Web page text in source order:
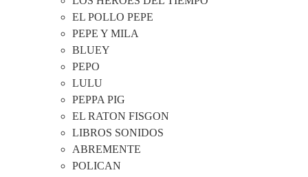
EL POLLO PEPE
PEPE Y MILA
BLUEY
PEPO
LULU
PEPPA PIG
EL RATON FISGON
LIBROS SONIDOS
ABREMENTE
POLICAN